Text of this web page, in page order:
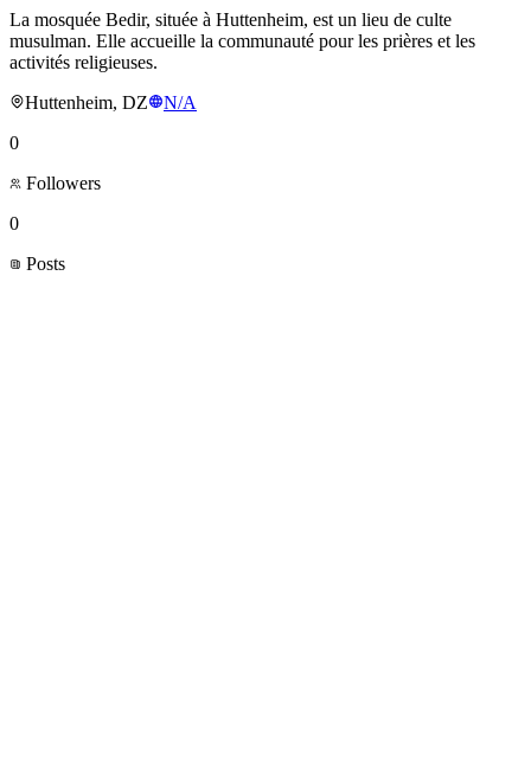
La mosquée Bedir, située à Huttenheim, est un lieu de culte
musulman. Elle accueille la communauté pour les prières et les
activités religieuses.
Huttenheim, DZ
N/A
0
Followers
0
Posts